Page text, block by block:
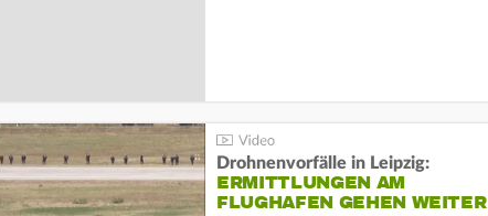
Drohnenvorfälle in Leipzig:
ERMITTLUNGEN AM
FLUGHAFEN GEHEN WEITER